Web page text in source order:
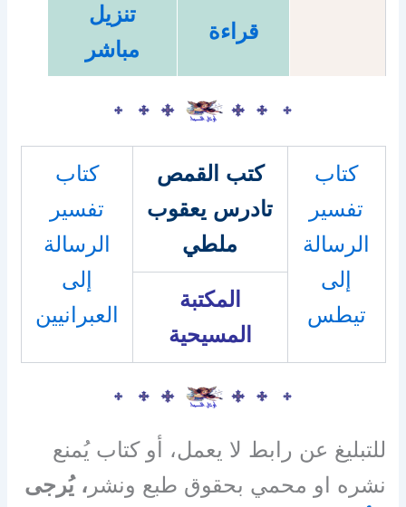
قراءة
تنزيل
مباشر
كتاب
تفسير
الرسالة
إلى
تيطس
كتب القمص
تادرس يعقوب
ملطي
كتاب
تفسير
الرسالة
إلى
العبرانيين
المكتبة
المسيحية
للتبليغ عن رابط لا يعمل، أو كتاب يُمنع
نشره او محمي بحقوق طبع ونشر ، يُرجى